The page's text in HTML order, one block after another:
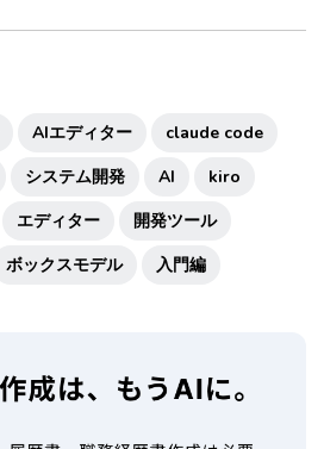
AIエディター
claude code
システム開発 AI
kiro
エディター
開発ツール
ボックスモデル 入門編